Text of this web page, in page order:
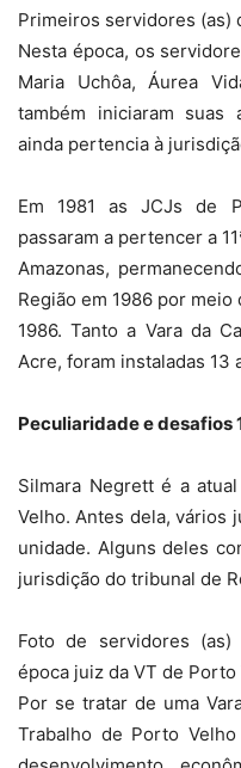
Primeiros servidores (as)
Nesta época, os
Maria Uchôa, Áurea
também iniciaram suas
ainda pertencia à
Em 1981 as JCJs de
passaram a pertencer a
Amazonas,
Região em 1986 por meio
1986. Tanto a Vara da
Acre, foram instaladas 13
Peculiaridade e desafios
Silmara Negrett é a
Velho. Antes dela, vários
unidade. Alguns deles
jurisdição do tribunal de
Foto de servidores
época juiz da VT de Porto
Por se tratar de uma
Trabalho de Porto